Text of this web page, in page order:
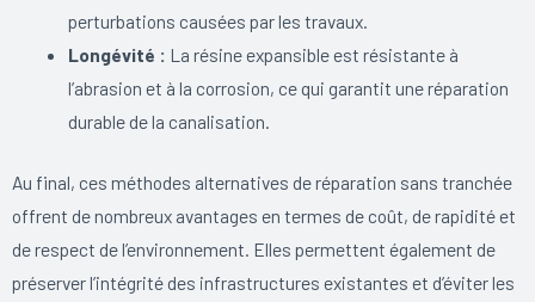
perturbations causées par les travaux.
Longévité : La résine expansible est résistante à
l’abrasion et à la corrosion, ce qui garantit une réparation
durable de la canalisation.
Au final, ces méthodes alternatives de réparation sans tranchée
offrent de nombreux avantages en termes de coût, de rapidité et
de respect de l’environnement. Elles permettent également de
préserver l’intégrité des infrastructures existantes et d’éviter les